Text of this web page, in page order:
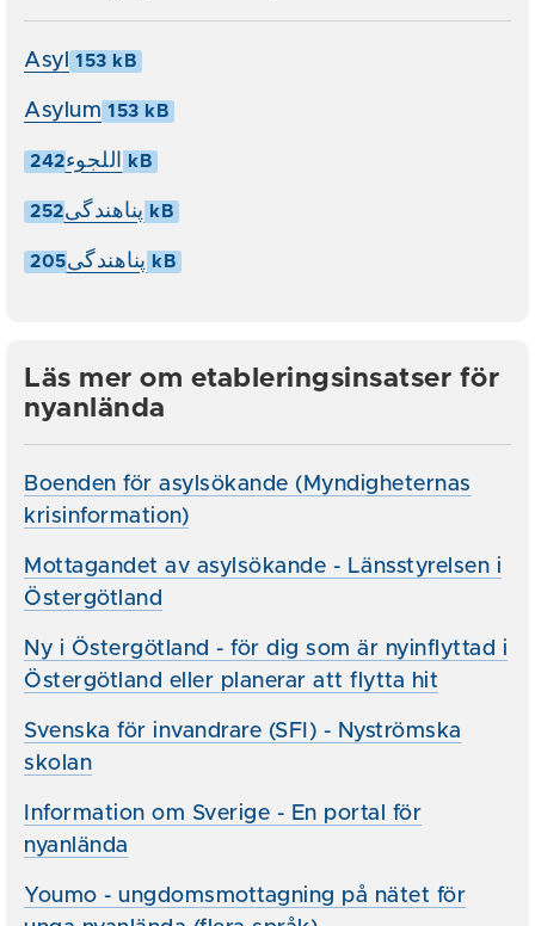
Asyl 153 kB
Asylum 153 kB
اللجوء 242 kB
پناهندگی 252 kB
پناهندگی 205 kB
Läs mer om etableringsinsatser för
nyanlända
Boenden för asylsökande (Myndigheternas
krisinformation)
Mottagandet av asylsökande - Länsstyrelsen i
Östergötland
Ny i Östergötland - för dig som är nyinflyttad i
Östergötland eller planerar att flytta hit
Svenska för invandrare (SFI) - Nyströmska
skolan
Information om Sverige - En portal för
nyanlända
Youmo - ungdomsmottagning på nätet för